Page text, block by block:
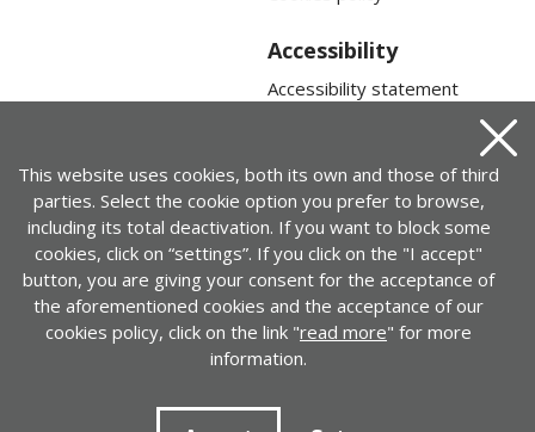
Accessibility
Accessibility statement
+ 34 917452446 | cedid@cedid.es
This website uses cookies, both its own and those of third
parties. Select the cookie option you prefer to browse,
including its total deactivation. If you want to block some
cookies, click on “settings”. If you click on the "I accept"
button, you are giving your consent for the acceptance of
the aforementioned cookies and the acceptance of our
cookies policy, click on the link "read more" for more
information.